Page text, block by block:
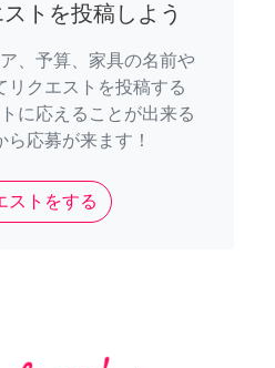
トを投稿しよう
、予算、家具の名前や
リクエストを投稿する
に応えることが出来る
ら応募が来ます！
ストをする